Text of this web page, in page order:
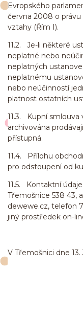
Evropského
června 2008 o
vztahy (Řím I).
11.2. Je-li některé
neplatné nebo
neplatných
neplatnému
nebo neúčinností
platnost ostatních
11.3. Kupní
archivována
přístupná.
11.4. Přílohu
pro odstoupení od
11.5. Kontaktní
Třemošnice 538 43,
dewewe.cz, telefon
jiný prostředek on-
V Třemošnici dne 13.